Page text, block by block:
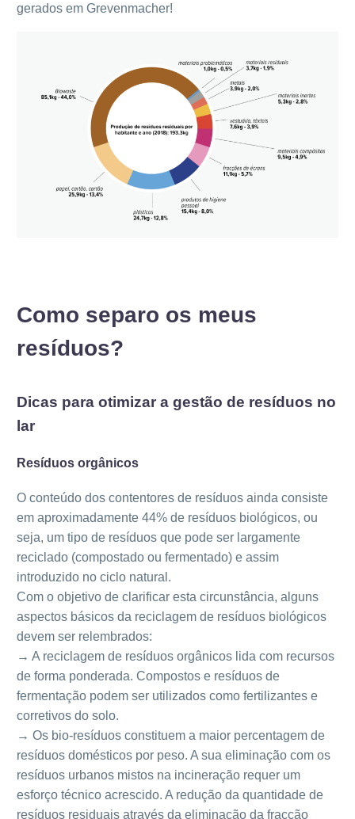
gerados em Grevenmacher!
Como separo os meus
resíduos?
Dicas para otimizar a gestão de resíduos no
lar
Resíduos orgânicos
O conteúdo dos contentores de resíduos ainda consiste
em aproximadamente 44% de resíduos biológicos, ou
seja, um tipo de resíduos que pode ser largamente
reciclado (compostado ou fermentado) e assim
introduzido no ciclo natural.
Com o objetivo de clarificar esta circunstância, alguns
aspectos básicos da reciclagem de resíduos biológicos
devem ser relembrados:
→ A reciclagem de resíduos orgânicos lida com recursos
de forma ponderada. Compostos e resíduos de
fermentação podem ser utilizados como fertilizantes e
corretivos do solo.
→ Os bio-resíduos constituem a maior percentagem de
resíduos domésticos por peso. A sua eliminação com os
resíduos urbanos mistos na incineração requer um
esforço técnico acrescido. A redução da quantidade de
resíduos residuais através da eliminação da fracção